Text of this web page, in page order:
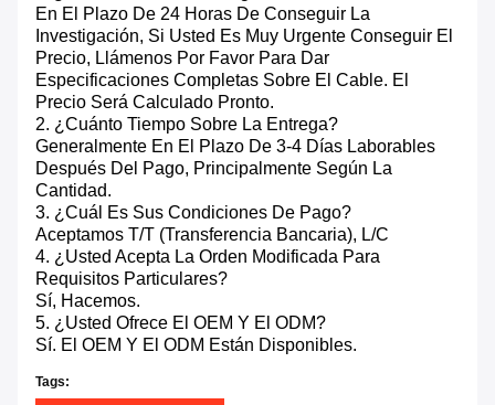
En El Plazo De 24 Horas De Conseguir La
Investigación, Si Usted Es Muy Urgente Conseguir El
Precio, Llámenos Por Favor Para Dar
Especificaciones Completas Sobre El Cable. El
Precio Será Calculado Pronto.
2. ¿Cuánto Tiempo Sobre La Entrega?
Generalmente En El Plazo De 3-4 Días Laborables
Después Del Pago, Principalmente Según La
Cantidad.
3. ¿Cuál Es Sus Condiciones De Pago?
Aceptamos T/T (transferencia Bancaria), L/C
4. ¿Usted Acepta La Orden Modificada Para
Requisitos Particulares?
Sí, Hacemos.
5. ¿Usted Ofrece El OEM Y El ODM?
Sí. El OEM Y El ODM Están Disponibles.
Tags: